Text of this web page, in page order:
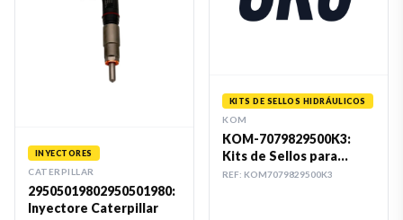
INYECTORES
CATERPILLAR
29505019802950501980:
Inyectore Caterpillar
KITS DE SELLOS HIDRÁULICOS
KOM
KOM-7079829500K3:
Kits de Sellos para
Cilindro Hidráulico 50 X
REF: KOM7079829500K3